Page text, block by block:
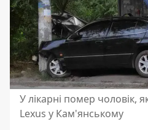
У лікарні помер чоловік,
Lexus у Кам'янському